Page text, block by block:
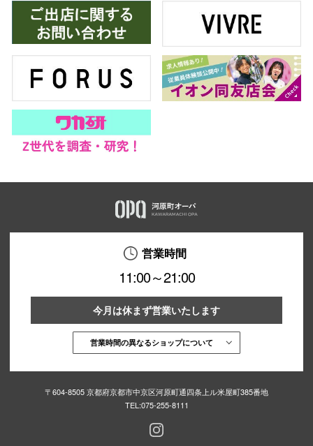
営業時間
11:00～21:00
今月は休まず営業いたします
営業時間の異なるショップについて
〒604-8505 京都府京都市中京区河原町通四条上ル米屋町385番地
TEL:075-255-8111